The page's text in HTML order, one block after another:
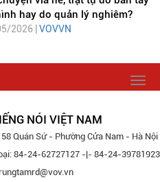
hay do quản lý nghiêm?
2026 |VOVVN
NÓI VIỆT NAM
Quán Sứ - Phường Cửa Nam - Hà Nội
84-24-62727127 -|- 84-24-39781923